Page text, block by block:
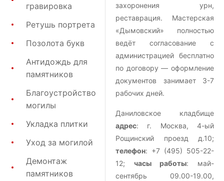
гравировка
Ретушь портрета
Позолота букв
Антидождь для
памятников
Благоустройство
могилы
Укладка плитки
Уход за могилой
Демонтаж
памятников
захоронения урн,
реставрация. Мастерская
«Дымовский» полностью
ведёт согласование с
администрацией бесплатно
по договору — оформление
документов занимает 3-7
рабочих дней.
Даниловское кладбище
адрес: г. Москва, 4-ый
Рощинский проезд д.10;
телефон: +7 (495) 505-22-
12; часы работы: май-
сентябрь 09.00-19.00,